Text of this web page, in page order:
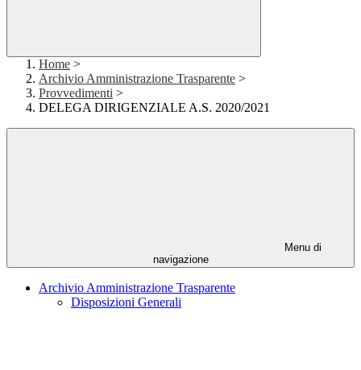
Home >
Archivio Amministrazione Trasparente >
Provvedimenti >
DELEGA DIRIGENZIALE A.S. 2020/2021
Menu di
navigazione
Archivio Amministrazione Trasparente
Disposizioni Generali